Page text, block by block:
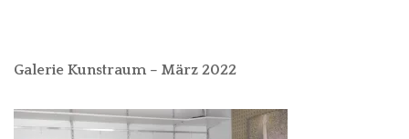
Galerie Kunstraum – März 2022